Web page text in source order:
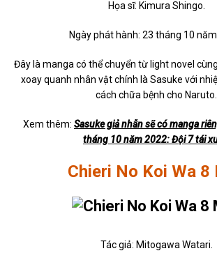
Họa sĩ: Kimura Shingo.
Ngày phát hành: 23 tháng 10 năm
Đây là manga có thể chuyển từ light novel
xoay quanh nhân vật chính là Sasuke với
cách chữa bệnh cho Naruto.
Xem thêm: Sasuke giả nhẫn sẽ có manga
tháng 10 năm 2022: Đội 7 tái
Chieri No Koi Wa 8
Tác giả: Mitogawa Watari.